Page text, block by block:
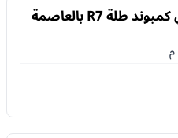
شقة 182م و3 غرف للبيع في كمبوند طلة R7 بالعاصمة
م